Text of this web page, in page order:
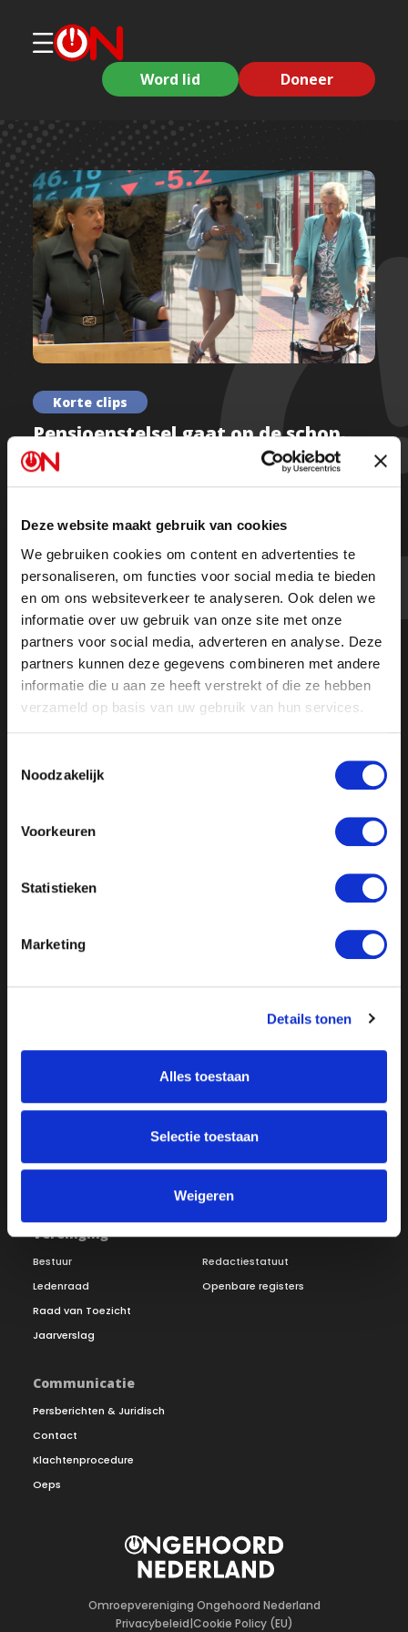
Deze website maakt gebruik van cookies
We gebruiken cookies om content en advertenties te
personaliseren, om functies voor social media te bieden
en om ons websiteverkeer te analyseren. Ook delen we
informatie over uw gebruik van onze site met onze
partners voor social media, adverteren en analyse. Deze
partners kunnen deze gegevens combineren met andere
informatie die u aan ze heeft verstrekt of die ze hebben
verzameld op basis van uw gebruik van hun services.
Noodzakelijk
Voorkeuren
Statistieken
Marketing
Details tonen
Alles toestaan
Selectie toestaan
Weigeren
Word lid Doneer
Korte clips
Pensioenstelsel gaat op de schop.
Pensioenwet nog snel door senaat
gedrukt | Ongehoord Nieuws
Kijk de hele uitzending
Onze missie
Inloggen
Steunbetuigingen
Vacatures
Vereniging
Bestuur
Ledenraad
Raad van Toezicht
Jaarverslag
Redactiestatuut
Openbare registers
Communicatie
Persberichten & Juridisch
Contact
Klachtenprocedure
Oeps
Omroepvereniging Ongehoord Nederland
Privacybeleid|Cookie Policy (EU)